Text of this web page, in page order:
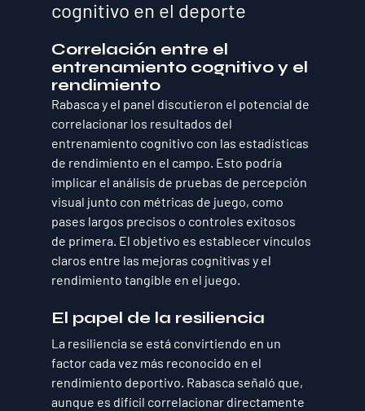
cognitivo en el deporte
Correlación entre el
entrenamiento cognitivo y el
rendimiento
Rabasca y el panel discutieron el potencial de
correlacionar los resultados del
entrenamiento cognitivo con las estadísticas
de rendimiento en el campo. Esto podría
implicar el análisis de pruebas de percepción
visual junto con métricas de juego, como
pases largos precisos o controles exitosos
de primera. El objetivo es establecer vínculos
claros entre las mejoras cognitivas y el
rendimiento tangible en el juego.
El papel de la resiliencia
La resiliencia se está convirtiendo en un
factor cada vez más reconocido en el
rendimiento deportivo. Rabasca señaló que,
aunque es difícil correlacionar directamente